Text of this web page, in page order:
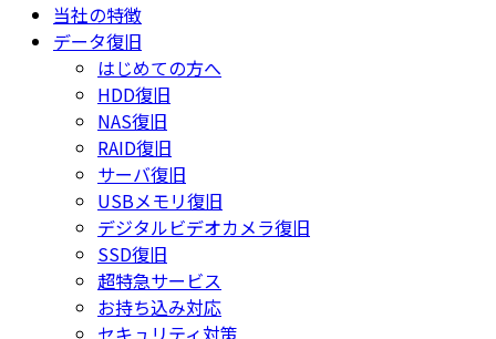
当社の特徴
データ復旧
はじめての方へ
HDD復旧
NAS復旧
RAID復旧
サーバ復旧
USBメモリ復旧
デジタルビデオカメラ復旧
SSD復旧
超特急サービス
お持ち込み対応
セキュリティ対策